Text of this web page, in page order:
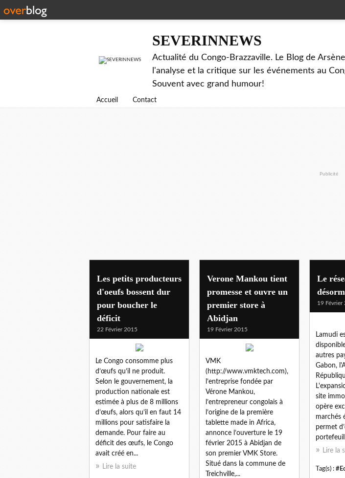
SEVERINNEWS
Actualité du Congo-Brazzaville. Le Blog de
l'analyse et la critique sur les événements au
Souvent avec grand humour!
Accueil Contact
Publicité
economie
Les petits producteurs
d'oeufs bossent dur
pour boucher le
déficit
22 Février 2015
Le Congo consomme plus
d’œufs qu’il ne produit.
Selon le gouvernement, la
production nationale est
estimée à plus de 8 millions
d’œufs, alors qu’il en faut 14
millions pour satisfaire la
demande. Pour faire au
déficit des œufs, le Congo
avait créé en...
Lire la suite
Verone Mankou tient
promesse et ouvre un
premier store à
Abidjan
19 Février 2015
VMK
(http://www.vmktech.com),
l’entreprise fondée par
Vérone Mankou,
l’entrepreneur congolais à
l’origine de la première
tablette made in Africa,
annonce l’ouverture le 19
février 2015 à Abidjan de
son premier VMK Store.
Situé dans la commune de
Treichville,...
Le
19 Février
Lamudi
autres
Gabon,
site
opère
marchés
permet
Lire la
Tag(s) :